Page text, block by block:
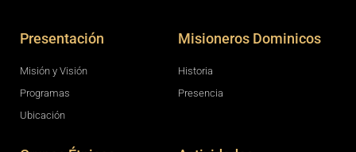
Presentación
Misión y Visión
Programas
Ubicación
Misioneros Dominicos
Historia
Presencia